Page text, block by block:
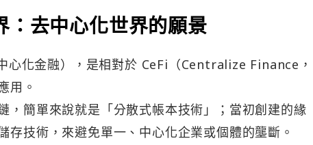
：去中心化世界的願景
化金融），是相對於 CeFi（Centralize Finance，
用。
，簡單來說就是「分散式帳本技術」；當初創建的緣
存技術，來避免單一、中心化企業或個體的壟斷。